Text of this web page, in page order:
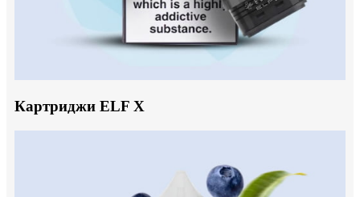
Картриджи ELF X